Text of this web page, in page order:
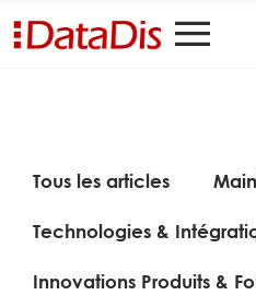
Tous les articles
Technologies &
Innovations Produits &